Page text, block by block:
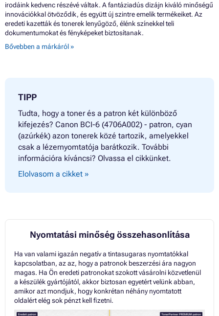
Patron CANON S400X
Patron CANON S520X
Patron CANON S800
Patron CANON S820
Patron CANON S820 SERIES
Patron CANON S820D
irodáink kedvenc részévé váltak. A fantáziadús dizájn kiváló minőségű
innovációkkal ötvöződik, és együtt új szintre emelik termékeiket. Az
eredeti kazetták és tonerek lenyűgöző, élénk színekkel teli
dokumentumokat és fényképeket biztosítanak.
Bővebben a márkáról »
TIPP
Tudta, hogy a toner és a patron két különböző
kifejezés? Canon BCI-6 (4706A002) - patron, cyan
(azúrkék) azon tonerek közé tartozik, amelyekkel
csak a lézernyomtatója barátkozik. További
információra kíváncsi? Olvassa el cikkünket.
Elolvasom a cikket »
Nyomtatási minőség összehasonlítása
Ha van valami igazán negatív a tintasugaras nyomtatókkal
kapcsolatban, az az, hogy a patronok beszerzési ára nagyon
magas. Ha Ön eredeti patronokat szokott vásárolni közvetlenül
a készülék gyártójától, akkor biztosan egyetért velünk abban,
amikor azt mondjuk, hogy konkrétan néhány nyomtatott
oldalért elég sok pénzt kell fizetni.